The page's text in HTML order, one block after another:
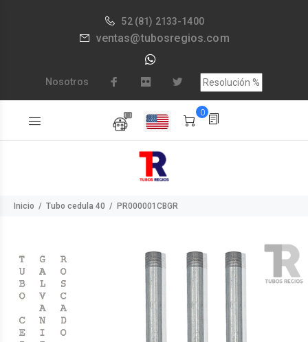
52 (81) 2133-1400
ventas@tubosregios.com
Nosotros
0
Inicio Tubo cedula 40 PR000001CBGR